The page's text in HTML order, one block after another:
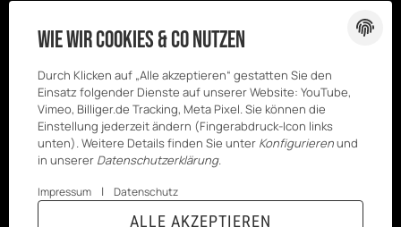
© Kesenci
Wie wir Cookies & Co nutzen
Durch Klicken auf „Alle akzeptieren“ gestatten Sie den
Einsatz folgender Dienste auf unserer Website: YouTube,
Vimeo, Billiger.de Tracking, Meta Pixel. Sie können die
Einstellung jederzeit ändern (Fingerabdruck-Icon links
unten). Weitere Details finden Sie unter Konfigurierenund
in unserer Datenschutzerklärung.
Impressum | Datenschutz
ALLE AKZEPTIEREN